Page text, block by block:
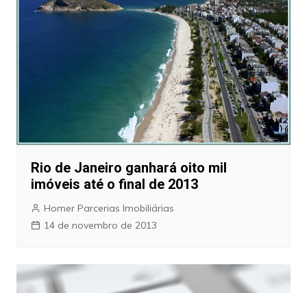
Rio de Janeiro ganhará oito mil
imóveis até o final de 2013
Homer Parcerias Imobiliárias
14 de novembro de 2013